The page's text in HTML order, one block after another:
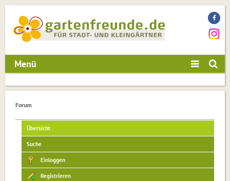
Menü
Forum
Übersicht
Suche
Einloggen
Registrieren